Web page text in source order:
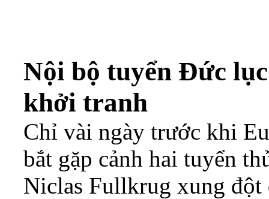
Nội bộ tuyển Đức
khởi tranh
Chỉ vài ngày trước khi
bắt gặp cảnh hai tuyển
Niclas Fullkrug xung đột